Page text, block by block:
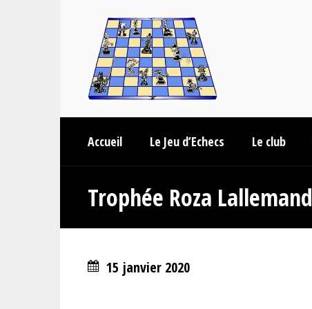
Accueil Le Jeu d’Echecs Le club
Trophée Roza Lallemand
15 janvier 2020